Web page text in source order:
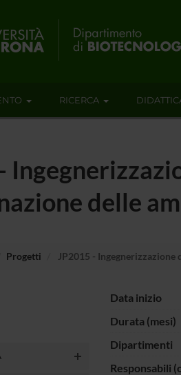
RICERCA
delle
Progetti JP2015 -
Data inizio
Durata (mesi)
Dipartimenti
Responsabili